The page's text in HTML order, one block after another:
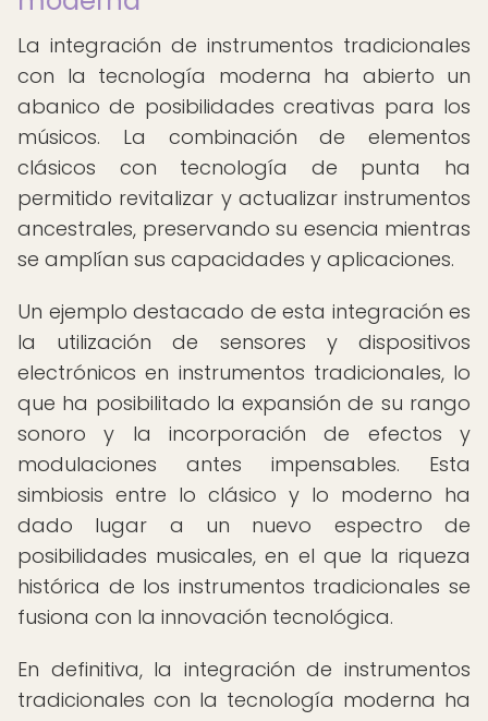
La integración de instrumentos tradicionales
con la tecnología moderna ha abierto un
abanico de posibilidades creativas para los
músicos. La combinación de elementos
clásicos con tecnología de punta ha
permitido revitalizar y actualizar instrumentos
ancestrales, preservando su esencia mientras
se amplían sus capacidades y aplicaciones.
Un ejemplo destacado de esta integración es
la utilización de sensores y dispositivos
electrónicos en instrumentos tradicionales, lo
que ha posibilitado la expansión de su rango
sonoro y la incorporación de efectos y
modulaciones antes impensables. Esta
simbiosis entre lo clásico y lo moderno ha
dado lugar a un nuevo espectro de
posibilidades musicales, en el que la riqueza
histórica de los instrumentos tradicionales se
fusiona con la innovación tecnológica.
En definitiva, la integración de instrumentos
tradicionales con la tecnología moderna ha